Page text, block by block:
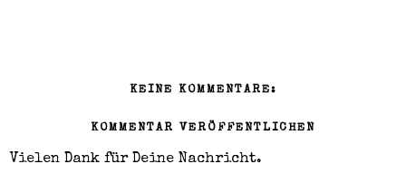
KEINE KOMMENTARE:
KOMMENTAR VERÖFFENTLICHEN
Vielen Dank für Deine Nachricht.